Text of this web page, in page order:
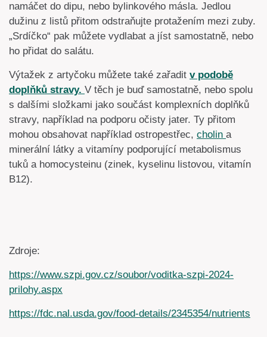
namáčet do dipu, nebo bylinkového másla. Jedlou
dužinu z listů přitom odstraňujte protažením mezi zuby.
„Srdíčko“ pak můžete vydlabat a jíst samostatně, nebo
ho přidat do salátu.
Výtažek z artyčoku můžete také zařadit v podobě
doplňků stravy. V těch je buď samostatně, nebo spolu
s dalšími složkami jako součást komplexních doplňků
stravy, například na podporu očisty jater. Ty přitom
mohou obsahovat například ostropestřec, cholin a
minerální látky a vitamíny podporující metabolismus
tuků a homocysteinu (zinek, kyselinu listovou, vitamín
B12).
Zdroje:
https://www.szpi.gov.cz/soubor/voditka-szpi-2024-
prilohy.aspx
https://fdc.nal.usda.gov/food-details/2345354/nutrients